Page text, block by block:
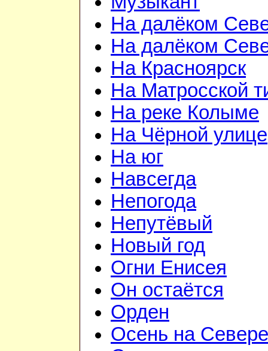
На далёком
На далёком
На Красноярск
На Матросской
На реке Колыме
На Чёрной улице
На юг
Навсегда
Непогода
Непутёвый
Новый год
Огни Енисея
Он остаётся
Орден
Осень на Севере